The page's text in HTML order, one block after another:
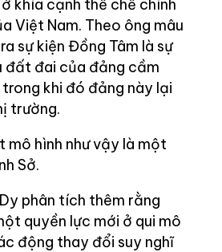
khía cạnh thể chế chính
Việt Nam. Theo ông mâu
sự kiện Đồng Tâm là sự
đất đai của đảng cầm
khi đó đảng này lại
trường.
mô hình như vậy là một
Sở.
phân tích thêm rằng
quyền lực mới ở qui mô
động thay đổi suy nghĩ